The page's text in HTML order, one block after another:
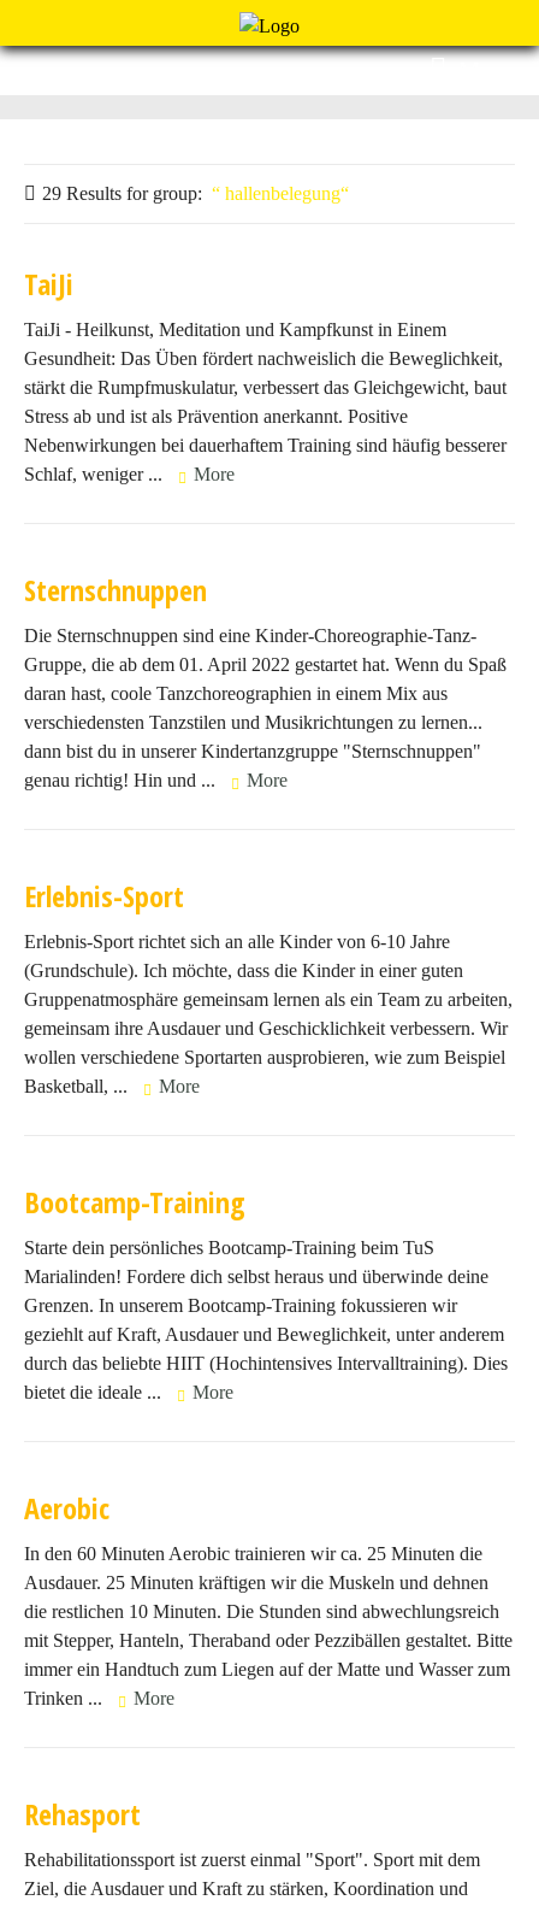
29 Results for group: hallenbelegung
TaiJi
TaiJi - Heilkunst, Meditation und Kampfkunst in Einem
Gesundheit: Das Üben fördert nachweislich die Beweglichkeit,
stärkt die Rumpfmuskulatur, verbessert das Gleichgewicht, baut
Stress ab und ist als Prävention anerkannt. Positive
Nebenwirkungen bei dauerhaftem Training sind häufig besserer
Schlaf, weniger ...
More
Sternschnuppen
Die Sternschnuppen sind eine Kinder-Choreographie-Tanz-
Gruppe, die ab dem 01. April 2022 gestartet hat. Wenn du Spaß
daran hast, coole Tanzchoreographien in einem Mix aus
verschiedensten Tanzstilen und Musikrichtungen zu lernen...
dann bist du in unserer Kindertanzgruppe "Sternschnuppen"
genau richtig! Hin und ...
More
Erlebnis-Sport
Erlebnis-Sport richtet sich an alle Kinder von 6-10 Jahre
(Grundschule). Ich möchte, dass die Kinder in einer guten
Gruppenatmosphäre gemeinsam lernen als ein Team zu arbeiten,
gemeinsam ihre Ausdauer und Geschicklichkeit verbessern. Wir
wollen verschiedene Sportarten ausprobieren, wie zum Beispiel
Basketball, ...
More
Bootcamp-Training
Starte dein persönliches Bootcamp-Training beim TuS
Marialinden! Fordere dich selbst heraus und überwinde deine
Grenzen. In unserem Bootcamp-Training fokussieren wir
geziehlt auf Kraft, Ausdauer und Beweglichkeit, unter anderem
durch das beliebte HIIT (Hochintensives Intervalltraining). Dies
bietet die ideale ...
More
Aerobic
In den 60 Minuten Aerobic trainieren wir ca. 25 Minuten die
Ausdauer. 25 Minuten kräftigen wir die Muskeln und dehnen
die restlichen 10 Minuten. Die Stunden sind abwechlungsreich
mit Stepper, Hanteln, Theraband oder Pezzibällen gestaltet. Bitte
immer ein Handtuch zum Liegen auf der Matte und Wasser zum
Trinken ...
More
Rehasport
Rehabilitationssport ist zuerst einmal "Sport". Sport mit dem
Ziel, die Ausdauer und Kraft zu stärken, Koordination und